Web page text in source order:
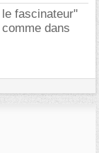
fascinateur"
dans